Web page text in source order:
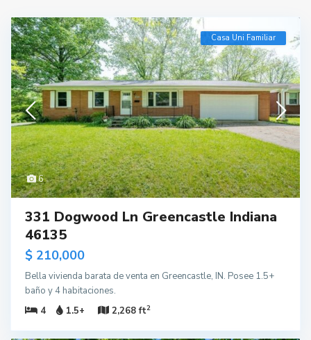
6
Casa Uni Familiar
331 Dogwood Ln Greencastle Indiana
46135
$ 210,000
Bella vivienda barata de venta en Greencastle, IN. Posee 1.5+
baño y 4 habitaciones.
4
1.5+ 2,268 ft2